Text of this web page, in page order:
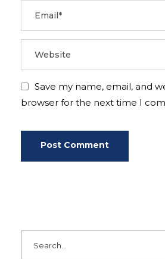
Save my name, email, and
browser for the next time I